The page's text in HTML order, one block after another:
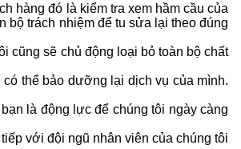
hàng đó là kiểm tra xem hầm cầu của
bộ trách nhiệm để tu sửa lại theo đúng
cũng sẽ chủ động loại bỏ toàn bộ chất
thể bảo dưỡng lại dịch vụ của mình.
là động lực để chúng tôi ngày càng
với đội ngũ nhân viên của chúng tôi